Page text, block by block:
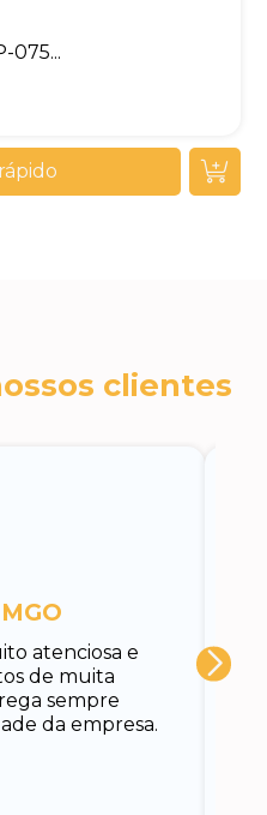
075...
clientes
atenciosa e
de muita
sempre
da empresa.